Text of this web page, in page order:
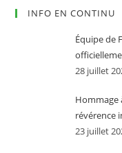
INFO EN CONTINU
Équipe de
28 juillet
Hommage
révérence
23 juillet